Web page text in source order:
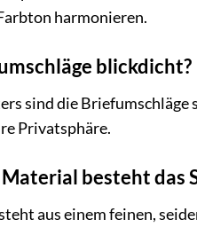
harmonieren.
blickdicht?
sind die
Privatsphäre.
besteht das
aus einem feinen,